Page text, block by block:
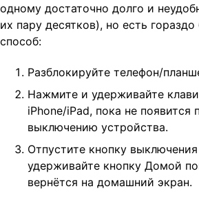
t
i
o
одному достаточно долго и
их пару десятков), но есть
способ:
Разблокируйте телефон/
Нажмите и удерживайте
iPhone/iPad, пока не появится
выключению устройства.
Отпустите кнопку
удерживайте кнопку Домой
вернётся на домашний экран.